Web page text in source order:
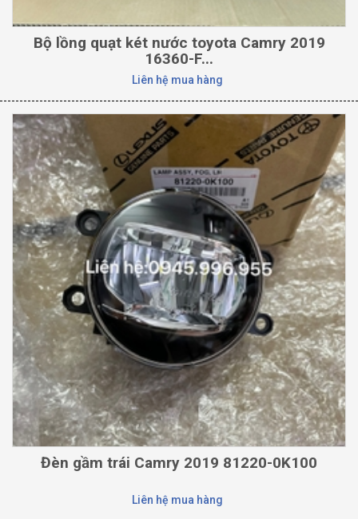
Bộ lồng quạt két nước toyota Camry 2019
16360-F...
Liên hệ mua hàng
Đèn gầm trái Camry 2019 81220-0K100
Liên hệ mua hàng